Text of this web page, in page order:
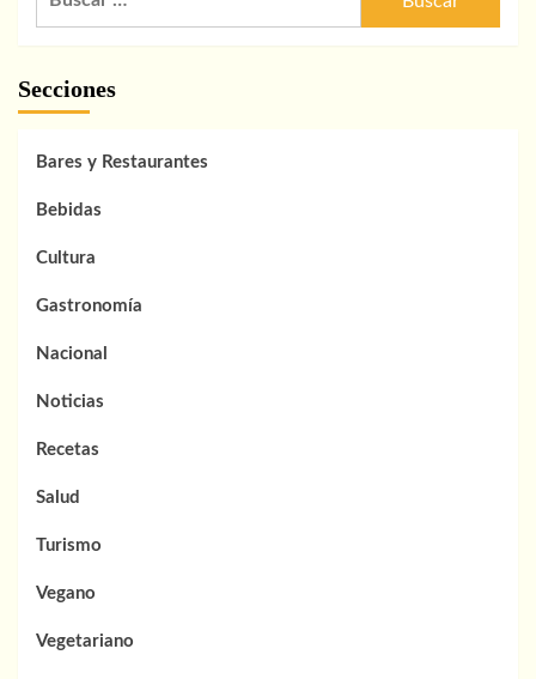
Secciones
Bares y Restaurantes
Bebidas
Cultura
Gastronomía
Nacional
Noticias
Recetas
Salud
Turismo
Vegano
Vegetariano